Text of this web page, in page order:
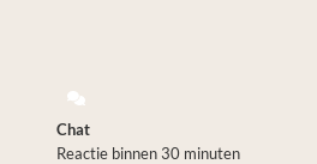
Chat
Reactie binnen 30 minuten